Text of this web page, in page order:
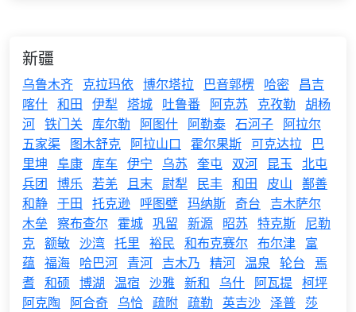
新疆
乌鲁木齐 克拉玛依 博尔塔拉 巴音郭楞 哈密
昌吉
喀什 和田 伊犁 塔城 吐鲁番 阿克苏 克孜勒 胡杨
河 铁门关 库尔勒 阿图什 阿勒泰 石河子 阿拉尔
五家渠 图木舒克 阿拉山口 霍尔果斯 可克达拉
巴
里坤 阜康 库车 伊宁 乌苏 奎屯 双河 昆玉 北屯
兵团 博乐 若羌 且末 尉犁 民丰 和田 皮山 鄯善
和静 于田 托克逊 呼图壁 玛纳斯 奇台
吉木萨尔
木垒 察布查尔 霍城 巩留 新源 昭苏 特克斯 尼勒
克 额敏 沙湾 托里 裕民 和布克赛尔 布尔津 富
蕴 福海 哈巴河 青河 吉木乃 精河 温泉 轮台
焉
耆 和硕 博湖 温宿 沙雅 新和 乌什 阿瓦提 柯坪
阿克陶
阿合奇 乌恰 疏附 疏勒 英吉沙 泽普 莎